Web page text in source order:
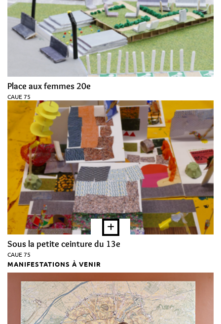
Place aux femmes 20e
CAUE 75
Sous la petite ceinture du 13e
CAUE 75
MANIFESTATIONS À VENIR